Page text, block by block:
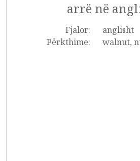
arrë në
Fjalor:
anglisht
Përkthime:
walnut,